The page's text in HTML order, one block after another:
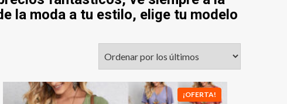
la moda a tu estilo, elige tu modelo
¡OFERTA!